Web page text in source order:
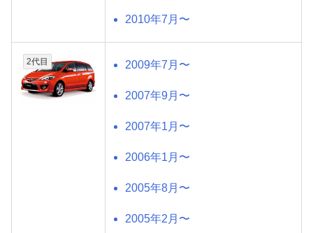
2010年7月〜
2代目 2009年7月〜
2007年9月〜
2007年1月〜
2006年1月〜
2005年8月〜
2005年2月〜